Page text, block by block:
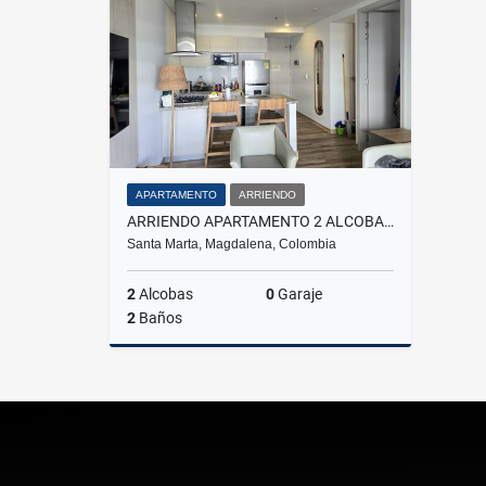
$2.300.000.000
APARTAMENTO ARRIENDO
ARRIENDO APARTAMENTO 2 ALCOBAS AMOBLADO - ALUNA BEACH
Santa Marta, Magdalena, Colombia
2Alcobas 0Garaje
2 Baños
$4.000.000